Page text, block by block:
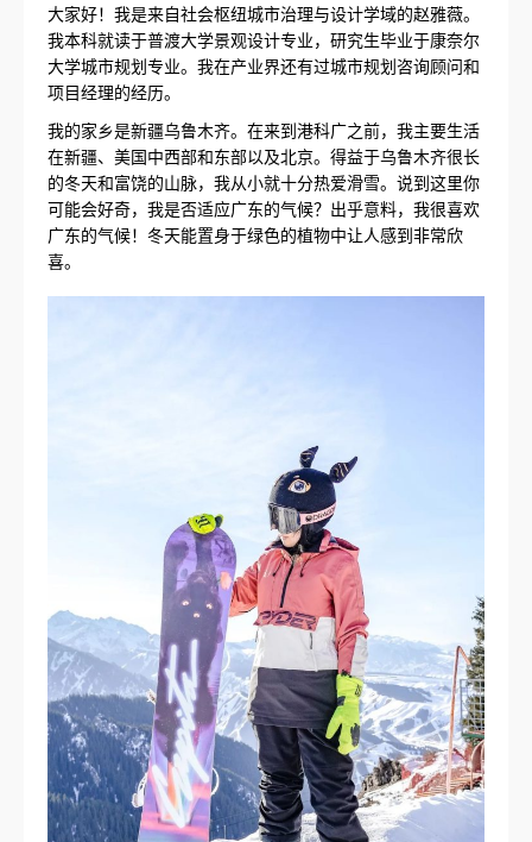
大家好！我是来自社会枢纽城市治理与设计学域的赵雅薇。
我本科就读于普渡大学景观设计专业，研究生毕业于康奈尔
大学城市规划专业。我在产业界还有过城市规划咨询顾问和
项目经理的经历。
我的家乡是新疆乌鲁木齐。在来到港科广之前，我主要生活
在新疆、美国中西部和东部以及北京。得益于乌鲁木齐很长
的冬天和富饶的山脉，我从小就十分热爱滑雪。说到这里你
可能会好奇，我是否适应广东的气候？出乎意料，我很喜欢
广东的气候！冬天能置身于绿色的植物中让人感到非常欣
喜。